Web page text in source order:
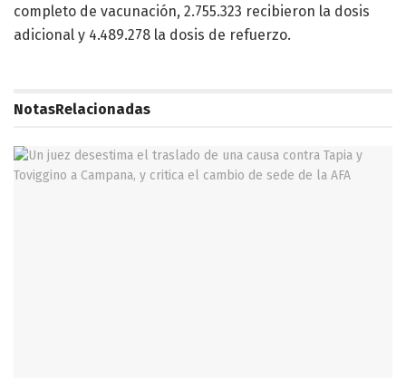
completo de vacunación, 2.755.323 recibieron la dosis
adicional y 4.489.278 la dosis de refuerzo.
NotasRelacionadas